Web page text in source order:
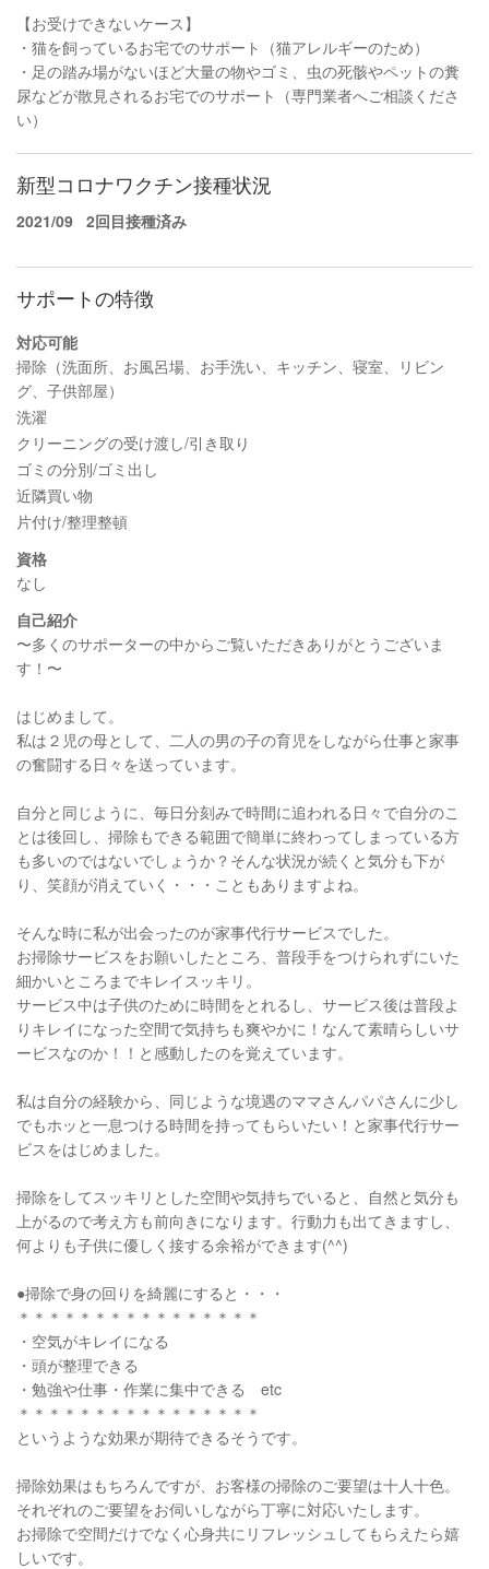
【お受けできないケース】
・猫を飼っているお宅でのサポート（猫アレルギーのため）
・足の踏み場がないほど大量の物やゴミ、虫の死骸やペットの糞
尿などが散見されるお宅でのサポート（専門業者へご相談くださ
い）
新型コロナワクチン接種状況
2021/09 2回目接種済み
サポートの特徴
対応可能
掃除（洗面所、お風呂場、お手洗い、キッチン、寝室、リビン
グ、子供部屋）
洗濯
クリーニングの受け渡し/引き取り
ゴミの分別/ゴミ出し
近隣買い物
片付け/整理整頓
資格
なし
自己紹介
〜多くのサポーターの中からご覧いただきありがとうございま
す！〜
はじめまして。
私は２児の母として、二人の男の子の育児をしながら仕事と家事
の奮闘する日々を送っています。
自分と同じように、毎日分刻みで時間に追われる日々で自分のこ
とは後回し、掃除もできる範囲で簡単に終わってしまっている方
も多いのではないでしょうか？そんな状況が続くと気分も下が
り、笑顔が消えていく・・・こともありますよね。
そんな時に私が出会ったのが家事代行サービスでした。
お掃除サービスをお願いしたところ、普段手をつけられずにいた
細かいところまでキレイスッキリ。
サービス中は子供のために時間をとれるし、サービス後は普段よ
りキレイになった空間で気持ちも爽やかに！なんて素晴らしいサ
ービスなのか！！と感動したのを覚えています。
私は自分の経験から、同じような境遇のママさんパパさんに少し
でもホッと一息つける時間を持ってもらいたい！と家事代行サー
ビスをはじめました。
掃除をしてスッキリとした空間や気持ちでいると、自然と気分も
上がるので考え方も前向きになります。行動力も出てきますし、
何よりも子供に優しく接する余裕ができます(^^)
●掃除で身の回りを綺麗にすると・・・
＊＊＊＊＊＊＊＊＊＊＊＊＊＊＊＊
・空気がキレイになる
・頭が整理できる
・勉強や仕事・作業に集中できる etc
＊＊＊＊＊＊＊＊＊＊＊＊＊＊＊＊
というような効果が期待できるそうです。
掃除効果はもちろんですが、お客様の掃除のご要望は十人十色。
それぞれのご要望をお伺いしながら丁寧に対応いたします。
お掃除で空間だけでなく心身共にリフレッシュしてもらえたら嬉
しいです。